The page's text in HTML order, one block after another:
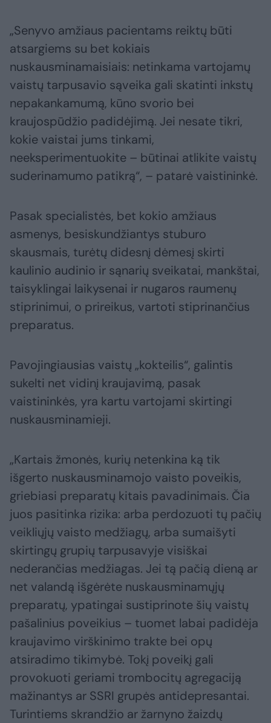
„Senyvo amžiaus pacientams reiktų būti
atsargiems su bet kokiais
nuskausminamaisiais: netinkama vartojamų
vaistų tarpusavio sąveika gali skatinti inkstų
nepakankamumą, kūno svorio bei
kraujospūdžio padidėjimą. Jei nesate tikri,
kokie vaistai jums tinkami,
neeksperimentuokite – būtinai atlikite vaistų
suderinamumo patikrą“, – patarė vaistininkė.
Pasak specialistės, bet kokio amžiaus
asmenys, besiskundžiantys stuburo
skausmais, turėtų didesnį dėmesį skirti
kaulinio audinio ir sąnarių sveikatai, mankštai,
taisyklingai laikysenai ir nugaros raumenų
stiprinimui, o prireikus, vartoti stiprinančius
preparatus.
Pavojingiausias vaistų „kokteilis“, galintis
sukelti net vidinį kraujavimą, pasak
vaistininkės, yra kartu vartojami skirtingi
nuskausminamieji.
„Kartais žmonės, kurių netenkina ką tik
išgerto nuskausminamojo vaisto poveikis,
griebiasi preparatų kitais pavadinimais. Čia
juos pasitinka rizika: arba perdozuoti tų pačių
veikliųjų vaisto medžiagų, arba sumaišyti
skirtingų grupių tarpusavyje visiškai
nederančias medžiagas. Jei tą pačią dieną ar
net valandą išgėrėte nuskausminamųjų
preparatų, ypatingai sustiprinote šių vaistų
pašalinius poveikius – tuomet labai padidėja
kraujavimo virškinimo trakte bei opų
atsiradimo tikimybė. Tokį poveikį gali
provokuoti geriami trombocitų agregaciją
mažinantys ar SSRI grupės antidepresantai.
Turintiems skrandžio ar žarnyno žaizdų